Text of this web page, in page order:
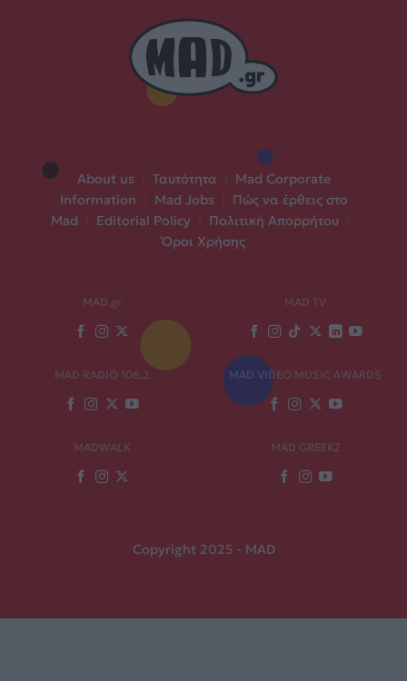
About us Ταυτότητα
Mad Corporate
Information
Mad Jobs
Πώς να έρθεις στο
Mad
Editorial Policy Πολιτική Απορρήτου
Όροι Χρήσης
MAD.gr MAD TV
MAD RADIO 106,2 MAD VIDEO MUSIC AWARDS
MADWALK MAD GREEKZ
Copyright 2025 - MAD